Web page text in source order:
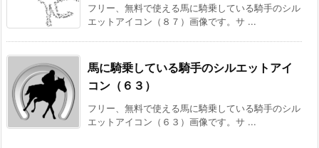
フリー、無料で使える馬に騎乗している騎手のシル
エットアイコン（８７）画像です。サ ...
馬に騎乗している騎手のシルエットアイ
コン（６３）
フリー、無料で使える馬に騎乗している騎手のシル
エットアイコン（６３）画像です。サ ...